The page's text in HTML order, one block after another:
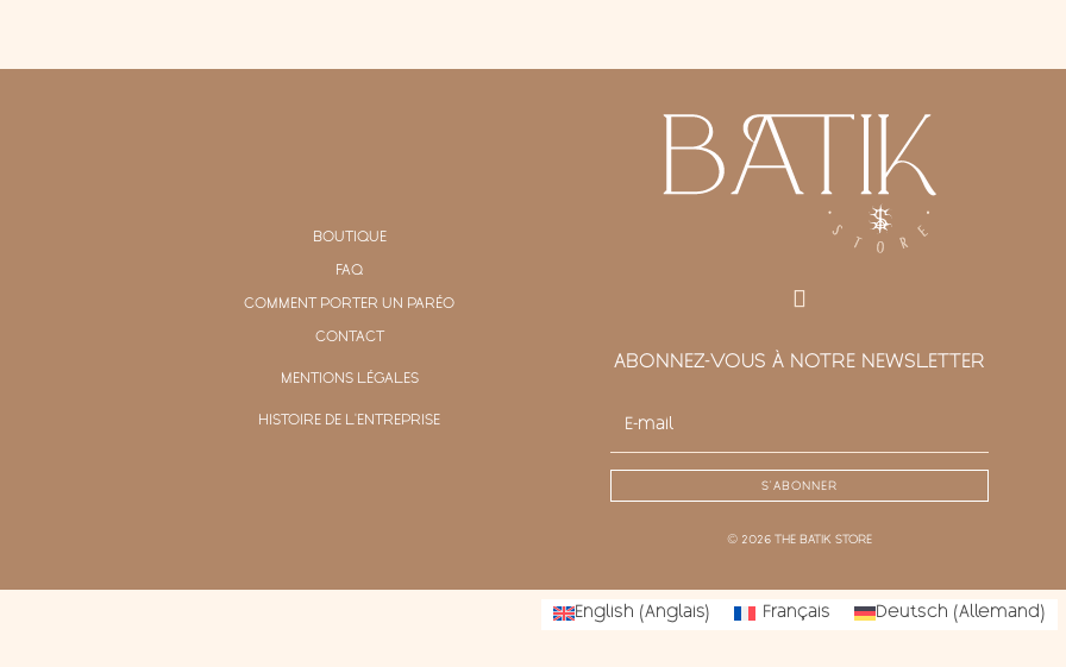
BOUTIQUE
FAQ
COMMENT PORTER UN PARÉO
CONTACT
MENTIONS LÉGALES
HISTOIRE DE L'ENTREPRISE
ABONNEZ-VOUS À NOTRE NEWSLETTER
S'ABONNER
© 2026 THE BATIK STORE
English (Anglais) Français Deutsch (Allemand)